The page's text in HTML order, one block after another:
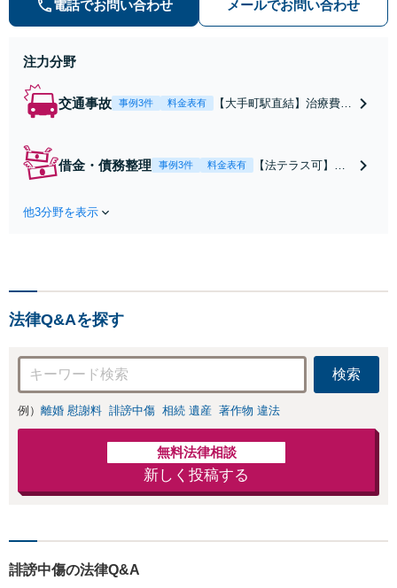
お任せを。【借金・債務整理】状況
電話でお問い合わせ メールでお問い合わせ
注力分野
交通事故 事例3件 料金表有
【大手町駅直結】治療費の
償額が提案されていても、
保険会社と粘り強く交渉を
借金・債務整理 事例3件 料金表有
【法テラス可】
せた解決策をご提
再生など幅広い分
野に対応。人生の
再出発をサポート
【初回面談無料】
他3分野を表示
法律Q&Aを探す
検索
例） 離婚 慰謝料 誹謗中傷 相続 遺産 著作物 違法
無料法律相談
新しく投稿する
誹謗中傷の法律Q&A